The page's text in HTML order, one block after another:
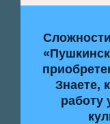
Знаете,
работу